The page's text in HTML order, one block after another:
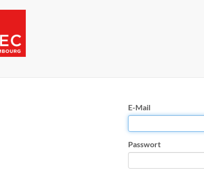
E-Mail
Passwort